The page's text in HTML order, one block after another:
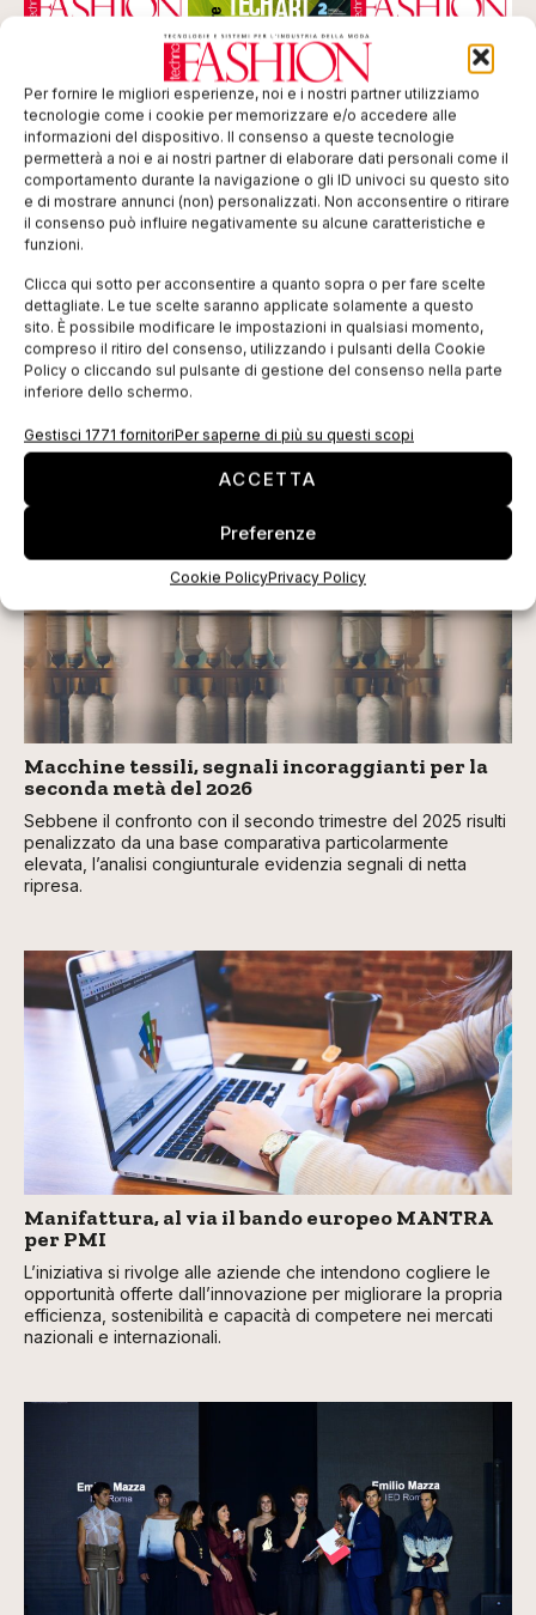
Per fornire le migliori esperienze, noi e i nostri partner utilizziamo
tecnologie come i cookie per memorizzare e/o accedere alle
informazioni del dispositivo. Il consenso a queste tecnologie
permetterà a noi e ai nostri partner di elaborare dati personali come il
comportamento durante la navigazione o gli ID univoci su questo sito
e di mostrare annunci (non) personalizzati. Non acconsentire o ritirare
il consenso può influire negativamente su alcune caratteristiche e
funzioni.
Clicca qui sotto per acconsentire a quanto sopra o per fare scelte
dettagliate. Le tue scelte saranno applicate solamente a questo
sito. È possibile modificare le impostazioni in qualsiasi momento,
compreso il ritiro del consenso, utilizzando i pulsanti della Cookie
Policy o cliccando sul pulsante di gestione del consenso nella parte
inferiore dello schermo.
Gestisci 1771 fornitoriPer saperne di più su questi scopi
ACCETTA
Preferenze
Cookie PolicyPrivacy Policy
TI POTREBBERO INTERESSARE
Macchine tessili, segnali incoraggianti per la
seconda metà del 2026
Sebbene il confronto con il secondo trimestre del 2025 risulti
penalizzato da una base comparativa particolarmente
elevata, l’analisi congiunturale evidenzia segnali di netta
ripresa.
Manifattura, al via il bando europeo MANTRA
per PMI
L’iniziativa si rivolge alle aziende che intendono cogliere le
opportunità offerte dall’innovazione per migliorare la propria
efficienza, sostenibilità e capacità di competere nei mercati
nazionali e internazionali.